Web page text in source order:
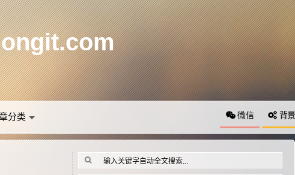
分类 微信 背景